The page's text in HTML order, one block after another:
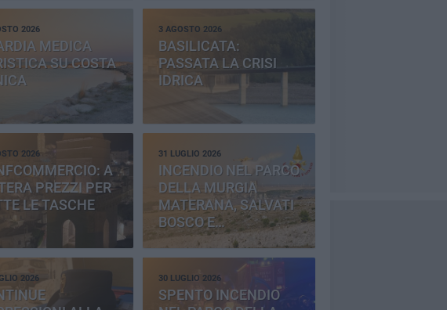
2026
MEDICA
SU COSTA
3 AGOSTO 2026
BASILICATA:
PASSATA LA CRISI
IDRICA
2026
A
PREZZI PER
LE TASCHE
31 LUGLIO 2026
INCENDIO NEL PARCO
DELLA MURGIA
MATERANA, SALVATI
BOSCO E
CEMENTERIA
2026 30 LUGLIO 2026
SPENTO INCENDIO